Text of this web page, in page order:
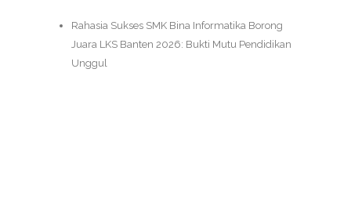
Rahasia Sukses SMK Bina Informatika Borong
Juara LKS Banten 2026: Bukti Mutu Pendidikan
Unggul